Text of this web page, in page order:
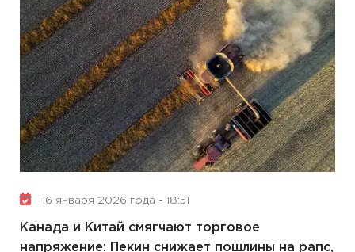
16 января 2026 года - 18:51
Канада и Китай смягчают торговое
напряжение: Пекин снижает пошлины на рапс,